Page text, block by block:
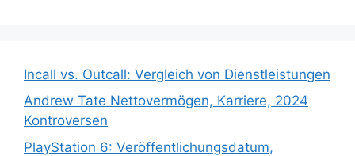
Incall vs. Outcall: Vergleich von Dienstleistungen
Andrew Tate Nettovermögen, Karriere, 2024
Kontroversen
PlayStation 6: Veröffentlichungsdatum,